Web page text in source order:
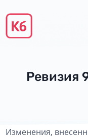
Ревизия
Изменения,